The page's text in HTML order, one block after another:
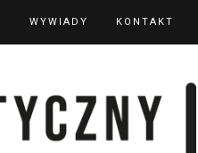
WYWIADY KONTAKT